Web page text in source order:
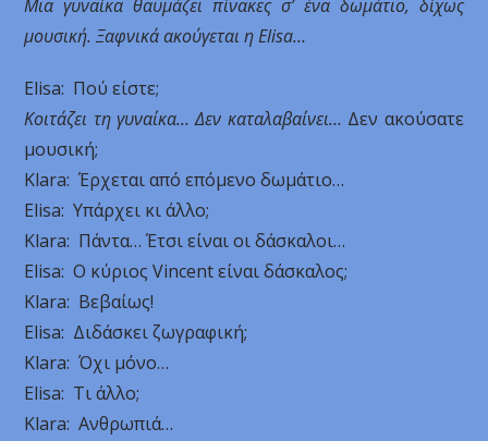
Μια γυναίκα θαυμάζει πίνακες σ’ ένα δωμάτιο, δίχως
μουσική. Ξαφνικά ακούγεται η Εlisa…
Εlisa: Πού είστε;
Κοιτάζει τη γυναίκα… Δεν καταλαβαίνει… Δεν ακούσατε
μουσική;
Klara: Έρχεται από επόμενο δωμάτιο…
Εlisa: Υπάρχει κι άλλο;
Klara: Πάντα… Έτσι είναι οι δάσκαλοι…
Εlisa: Ο κύριος Vincent είναι δάσκαλος;
Klara: Βεβαίως!
Εlisa: Διδάσκει ζωγραφική;
Klara: Όχι μόνο…
Εlisa: Τι άλλο;
Klara: Ανθρωπιά…